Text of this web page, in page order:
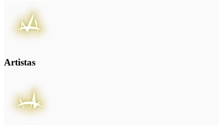
Artistas